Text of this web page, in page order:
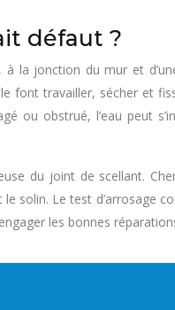
défaut ?
à la jonction du mur et
font travailler, sécher et
ou obstrué, l’eau peut
du joint de scellant.
solin. Le test d’arrosage
les bonnes